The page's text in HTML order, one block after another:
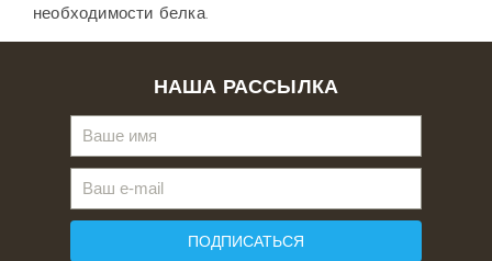
необходимости белка.
НАША РАССЫЛКА
ПОДПИСАТЬСЯ